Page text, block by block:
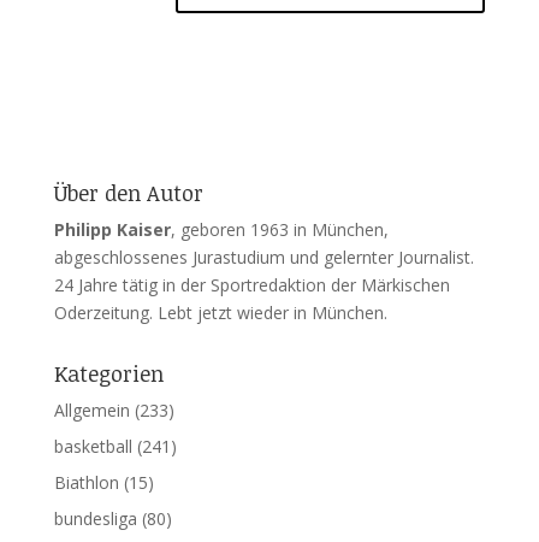
Über den Autor
Philipp Kaiser, geboren 1963 in München,
abgeschlossenes Jurastudium und gelernter Journalist.
24 Jahre tätig in der Sportredaktion der Märkischen
Oderzeitung. Lebt jetzt wieder in München.
Kategorien
Allgemein (233)
basketball (241)
Biathlon (15)
bundesliga (80)